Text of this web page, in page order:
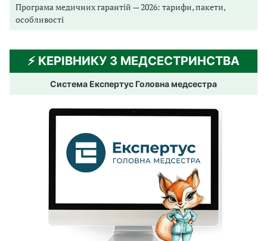
Програма медичних гарантій — 2026: тарифи, пакети,
особливості
⚡️ КЕРІВНИКУ З МЕДСЕСТРИНСТВА
Система Експертус Головна медсестра